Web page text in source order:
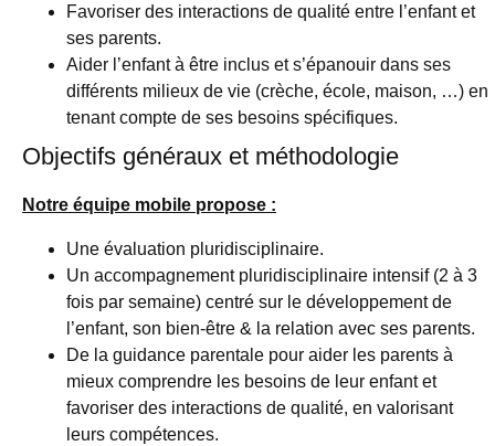
Favoriser des interactions de qualité entre l’enfant et
ses parents.
Aider l’enfant à être inclus et s’épanouir dans ses
différents milieux de vie (crèche, école, maison, …) en
tenant compte de ses besoins spécifiques.
Objectifs généraux et méthodologie
Notre équipe mobile propose :
Une évaluation pluridisciplinaire.
Un accompagnement pluridisciplinaire intensif (2 à 3
fois par semaine) centré sur le développement de
l’enfant, son bien-être & la relation avec ses parents.
De la guidance parentale pour aider les parents à
mieux comprendre les besoins de leur enfant et
favoriser des interactions de qualité, en valorisant
leurs compétences.